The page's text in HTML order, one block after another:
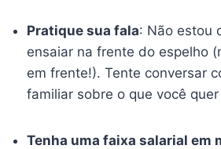
Pratique sua fala: Não estou
ensaiar na frente do espelho
em frente!). Tente conversar
familiar sobre o que você
Tenha uma faixa salarial em